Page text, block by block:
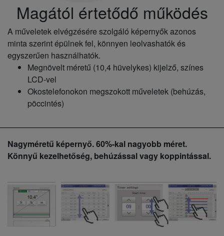
Magától értetődő működés
A műveletek elvégzésére szolgáló képernyők azonos
minta szerint épülnek fel, könnyen leolvashatók és
egyszerűen használhatók.
Megnövelt méretű (10,4 hüvelykes) kijelző, színes
LCD-vel
Okostelefonokon megszokott műveletek (behúzás,
pöccintés)
Nagyméretű képernyő. 60%-kal nagyobb méret.
Könnyű kezelhetőség, behúzással vagy koppintással.